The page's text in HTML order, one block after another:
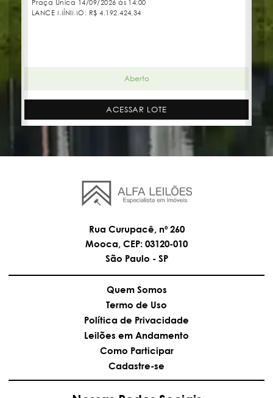
Praça Única 14/09/2026 às 14:00
LANCE MÍNIMO: R$ 4.192.424,34
Aberto
ACESSAR LOTE
Rua Curupacê, nº 260
Mooca, CEP: 03120-010
São Paulo - SP
Quem Somos
Termo de Uso
Política de Privacidade
Leilões em Andamento
Como Participar
Cadastre-se